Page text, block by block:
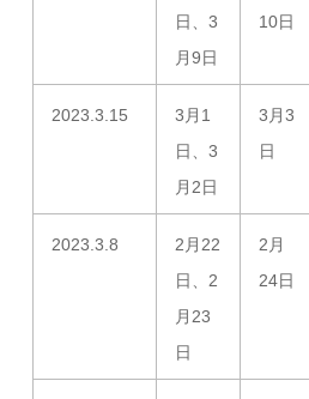
日、3
月9日
10日
2023.3.15
3月1
日、3
月2日
3月3
日
2023.3.8
2月22
日、2
月23
日
2月
24日